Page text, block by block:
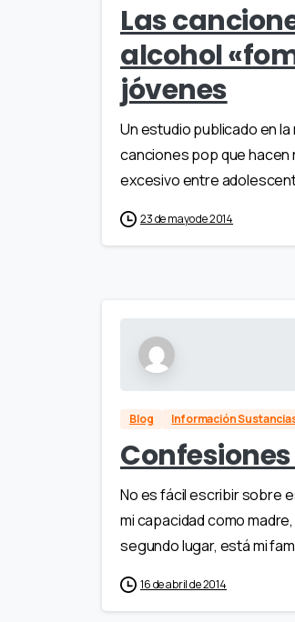
Las
alcohol
jóvenes
Un estudio publicado en
canciones pop que hacen
excesivo entre
23 de mayo de 2014
Blog Información
No es fácil escribir sobre
mi capacidad como
segundo lugar, está mi
16 de abril de 2014